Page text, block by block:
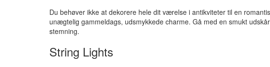
Du behøver ikke at dekorere hele dit værelse i antikviteter til en
unægtelig gammeldags, udsmykkede charme. Gå med en smukt
stemning.
String Lights